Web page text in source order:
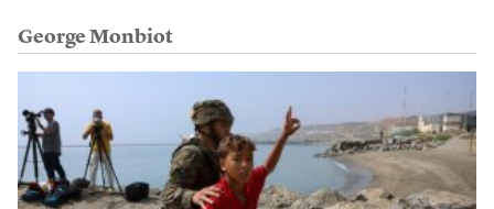
George Monbiot